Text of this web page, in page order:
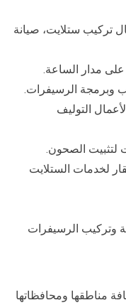
تركيب ستلايت، صيانة
على مدار الساعة.
وبرمجة الرسيفرات.
لأعمال التوليف
لتثبيت الصحون.
لخدمات الستلايت
وتركيب الرسيفرات
مناطقها ومحافظاتها